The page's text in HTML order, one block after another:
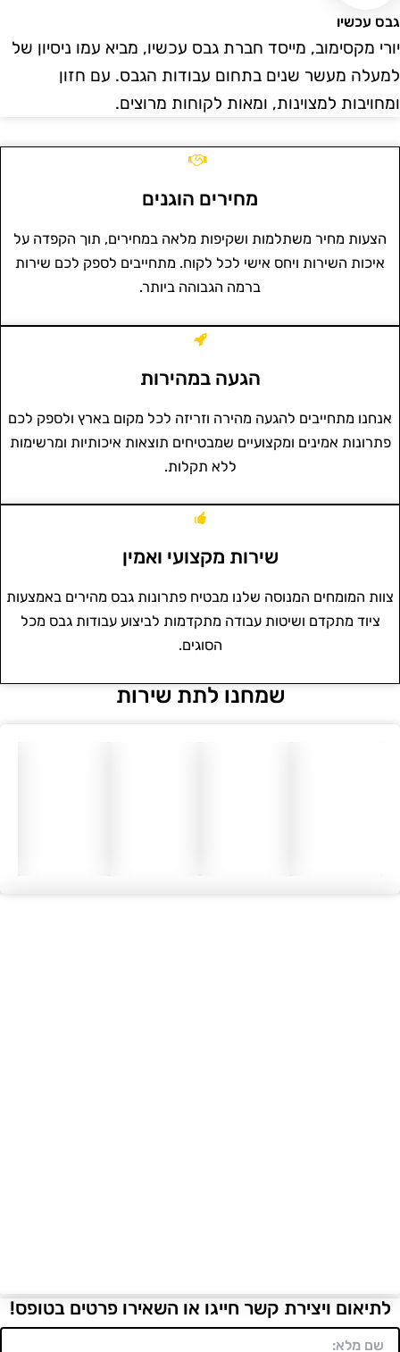
עכשיו
מקסימוב, מייסד חברת גבס עכשיו, מביא עמו ניסיון של
מעשר שנים בתחום עבודות הגבס. עם חזון
למצוינות, ומאות לקוחות מרוצים.
מחירים הוגנים
הצעות מחיר משתלמות ושקיפות מלאה במחירים, תוך הקפדה על
איכות השירות ויחס אישי לכל לקוח. מתחייבים לספק לכם שירות
ברמה הגבוהה ביותר.
הגעה במהירות
אנחנו מתחייבים להגעה מהירה וזריזה לכל מקום בארץ ולספק לכם
פתרונות אמינים ומקצועיים שמבטיחים תוצאות איכותיות ומרשימות
ללא תקלות.
שירות מקצועי ואמין
צוות המומחים המנוסה שלנו מבטיח פתרונות גבס מהירים באמצעות
ציוד מתקדם ושיטות עבודה מתקדמות לביצוע עבודות גבס מכל
הסוגים.
שמחנו לתת שירות
לתיאום ויצירת קשר חייגו או השאירו פרטים בטופס!